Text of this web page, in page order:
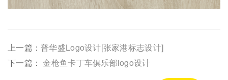
上一篇：普华盛Logo设计[张家港标志设计]
下一篇：金枪鱼卡丁车俱乐部logo设计